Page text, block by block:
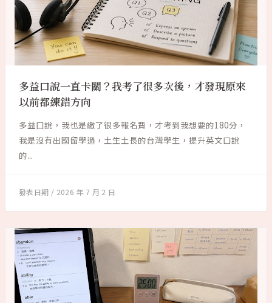
多益口說一直卡關？我考了很多次後，才發現原來
以前都練錯方向
多益口說，我也是繳了很多報名費，才考到我想要的180分，
我是沒有出國留學過，土生土長的台灣學生，提升英文口說
的...
2026 年 7 月 2 日